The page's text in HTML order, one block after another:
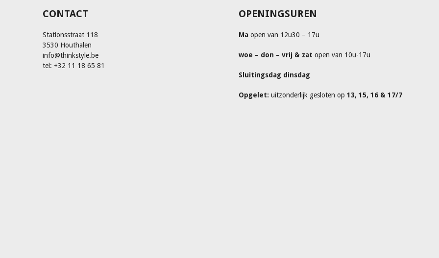
CONTACT
Stationsstraat 118
3530 Houthalen
info@thinkstyle.be
tel: +32 11 18 65 81
OPENINGSUREN
Ma open van 12u30 – 17u
woe – don – vrij & zat open van 10u-17u
Sluitingsdag dinsdag
Opgelet: uitzonderlijk gesloten op 13, 15, 16 & 17/7